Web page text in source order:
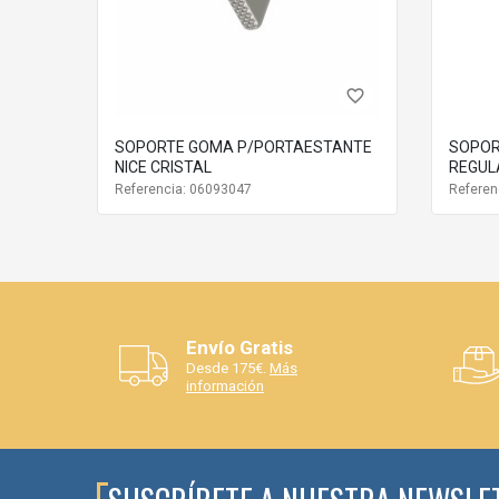
favorite_border
SOPORTE GOMA P/PORTAESTANTE
NICE CRISTAL
Referencia: 06093047
Envío Gratis
Desde 175€. Más
información